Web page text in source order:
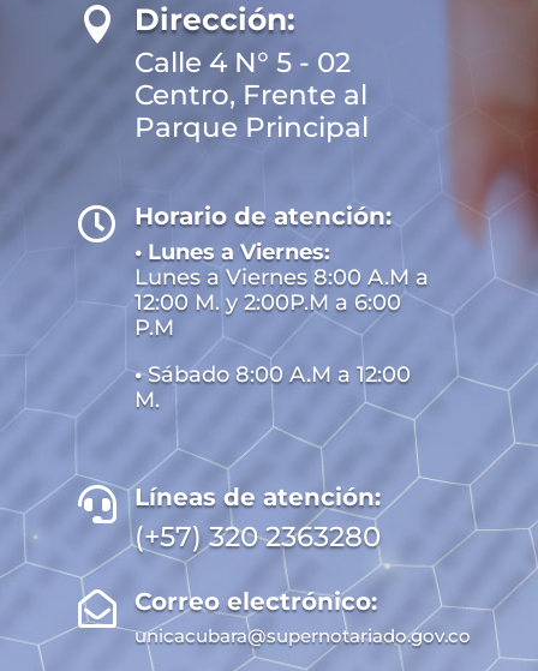
 Dirección:
Calle 4 N° 5 - 02
Centro, Frente al
Parque Principal
 Horario de atención:
• Lunes a Viernes:
Lunes a Viernes 8:00 A.M a
12:00 M. y 2:00P.M a 6:00
P.M
•Sábado 8:00 A.M a 12:00
M.
 Líneas de atención:
(+57) 320 2363280
 Correo electrónico:
unicacubara@supernotariado.gov.co